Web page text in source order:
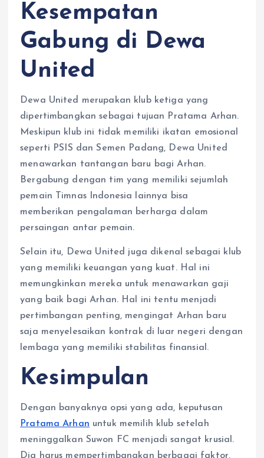
Kesempatan
Gabung di Dewa
United
Dewa United merupakan klub ketiga yang
dipertimbangkan sebagai tujuan Pratama Arhan.
Meskipun klub ini tidak memiliki ikatan emosional
seperti PSIS dan Semen Padang, Dewa United
menawarkan tantangan baru bagi Arhan.
Bergabung dengan tim yang memiliki sejumlah
pemain Timnas Indonesia lainnya bisa
memberikan pengalaman berharga dalam
persaingan antar pemain.
Selain itu, Dewa United juga dikenal sebagai klub
yang memiliki keuangan yang kuat. Hal ini
memungkinkan mereka untuk menawarkan gaji
yang baik bagi Arhan. Hal ini tentu menjadi
pertimbangan penting, mengingat Arhan baru
saja menyelesaikan kontrak di luar negeri dengan
lembaga yang memiliki stabilitas finansial.
Kesimpulan
Dengan banyaknya opsi yang ada, keputusan
Pratama Arhan untuk memilih klub setelah
meninggalkan Suwon FC menjadi sangat krusial.
Dia harus mempertimbangkan berbagai faktor,